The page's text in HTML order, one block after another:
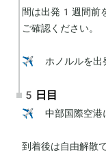
間は出発1週間前
ご確認ください。
✈️ ホノルルを
5日目
✈️ 中部国際空
到着後は自由解散で